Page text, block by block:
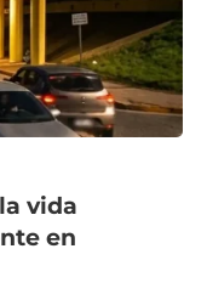
vida
en